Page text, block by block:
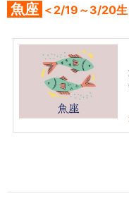
魚座 ＜2/19～3/20生